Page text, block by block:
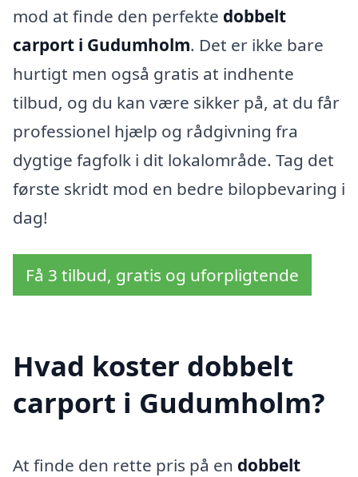
mod at finde den perfekte dobbelt
carport i Gudumholm. Det er ikke bare
hurtigt men også gratis at indhente
tilbud, og du kan være sikker på, at du får
professionel hjælp og rådgivning fra
dygtige fagfolk i dit lokalområde. Tag det
første skridt mod en bedre bilopbevaring i
dag!
Få 3 tilbud, gratis og uforpligtende
Hvad koster dobbelt
carport i Gudumholm?
At finde den rette pris på en dobbelt